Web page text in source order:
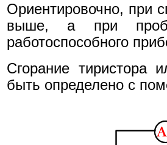
Ориентировочно, при
выше, а при
работоспособного
Сгорание тиристора
быть определено с